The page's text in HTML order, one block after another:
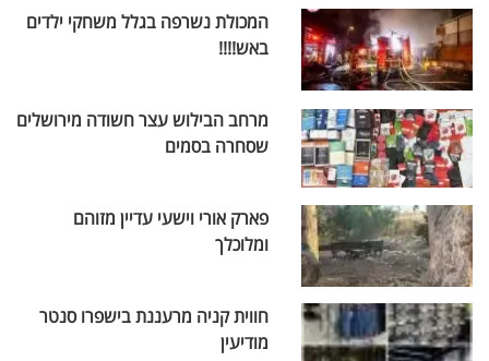
המכולת נשרפה בגלל משחקי ילדים
באש!!!!
מרחב הבילוש עצר חשודה מירושלים
שסחרה בסמים
פארק אורי וישעי עדיין מזוהם
ומלוכלך
חווית קניה מרעננת בישפרו סנטר
מודיעין